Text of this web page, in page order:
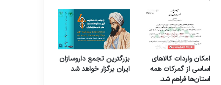
امکان واردات کالاهای
اساسی از گمرکات همه
استان‌ها فراهم شد.
بزرگترین تجمع داروسازان
ایران برگزار خواهد شد